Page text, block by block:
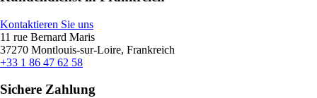
Kontaktieren Sie uns
11 rue Bernard Maris
37270 Montlouis-sur-Loire, Frankreich
+33 1 86 47 62 58
Sichere Zahlung